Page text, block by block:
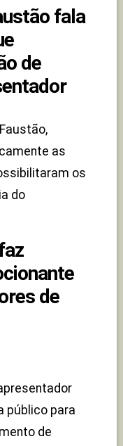
fala
de
as
os
do
de
público para
de